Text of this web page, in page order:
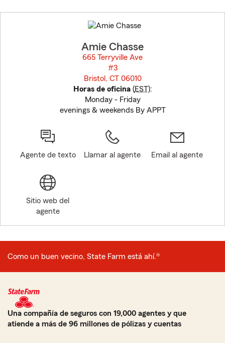
to
before
Amie Chasse
665 Terryville Ave
#3
Bristol, CT 06010
Horas de oficina(EST):
Monday - Friday
evenings & weekends By APPT
Agente de texto Llamar al agente Email al agente
Sitio web del
agente
Como un buen vecino, State Farm está ahí.®
Una compañía de seguros con 19,000 agentes y que
atiende a más de 96 millones de pólizas y cuentas